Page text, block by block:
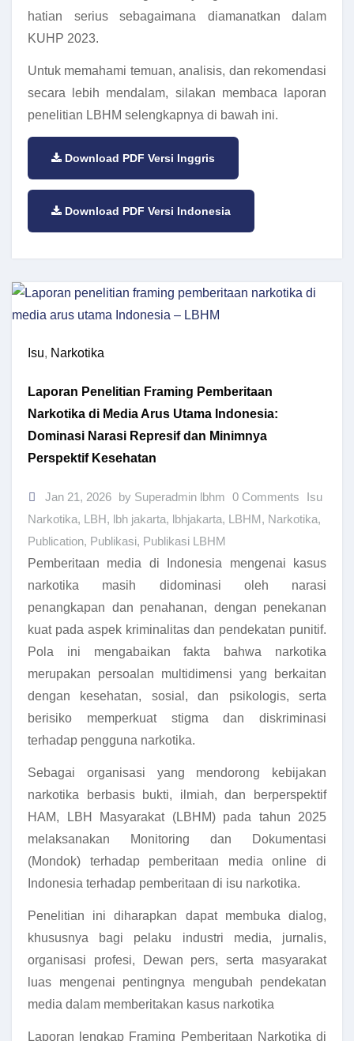
hatian serius sebagaimana diamanatkan dalam
KUHP 2023.
Untuk memahami temuan, analisis, dan rekomendasi
secara lebih mendalam, silakan membaca laporan
penelitian LBHM selengkapnya di bawah ini.
Download PDF Versi Inggris
Download PDF Versi Indonesia
Isu, Narkotika
Laporan Penelitian Framing Pemberitaan
Narkotika di Media Arus Utama Indonesia:
Dominasi Narasi Represif dan Minimnya
Perspektif Kesehatan
Jan 21, 2026 by Superadmin lbhm 0 Comments
Isu
Narkotika, LBH, lbh jakarta, lbhjakarta, LBHM, Narkotika,
Publication, Publikasi, Publikasi LBHM
Pemberitaan media di Indonesia mengenai kasus
narkotika masih didominasi oleh narasi
penangkapan dan penahanan, dengan penekanan
kuat pada aspek kriminalitas dan pendekatan punitif.
Pola ini mengabaikan fakta bahwa narkotika
merupakan persoalan multidimensi yang berkaitan
dengan kesehatan, sosial, dan psikologis, serta
berisiko memperkuat stigma dan diskriminasi
terhadap pengguna narkotika.
Sebagai organisasi yang mendorong kebijakan
narkotika berbasis bukti, ilmiah, dan berperspektif
HAM, LBH Masyarakat (LBHM) pada tahun 2025
melaksanakan Monitoring dan Dokumentasi
(Mondok) terhadap pemberitaan media online di
Indonesia terhadap pemberitaan di isu narkotika.
Penelitian ini diharapkan dapat membuka dialog,
khususnya bagi pelaku industri media, jurnalis,
organisasi profesi, Dewan pers, serta masyarakat
luas mengenai pentingnya mengubah pendekatan
media dalam memberitakan kasus narkotika
Laporan lengkap Framing Pemberitaan Narkotika di